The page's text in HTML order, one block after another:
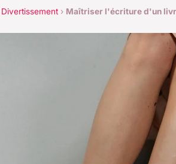
Divertissement › Maîtriser l'écriture d'un